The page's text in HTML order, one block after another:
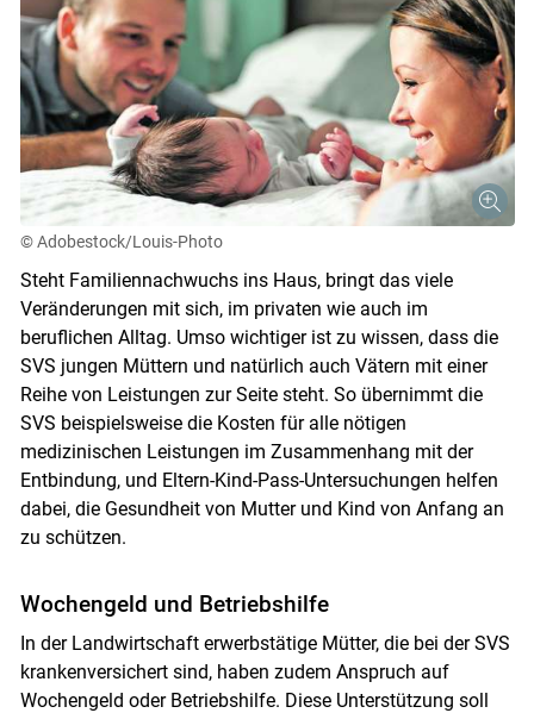
© Adobestock/Louis-Photo
Steht Familiennachwuchs ins Haus, bringt das viele
Veränderungen mit sich, im privaten wie auch im
beruflichen Alltag. Umso wichtiger ist zu wissen, dass die
SVS jungen Müttern und natürlich auch Vätern mit einer
Reihe von Leistungen zur Seite steht. So übernimmt die
SVS beispielsweise die Kosten für alle nötigen
medizinischen Leistungen im Zusammenhang mit der
Entbindung, und Eltern-Kind-Pass-Untersuchungen helfen
dabei, die Gesundheit von Mutter und Kind von Anfang an
zu schützen.
Wochengeld und Betriebshilfe
In der Landwirtschaft erwerbstätige Mütter, die bei der SVS
krankenversichert sind, haben zudem Anspruch auf
Wochengeld oder Betriebshilfe. Diese Unterstützung soll